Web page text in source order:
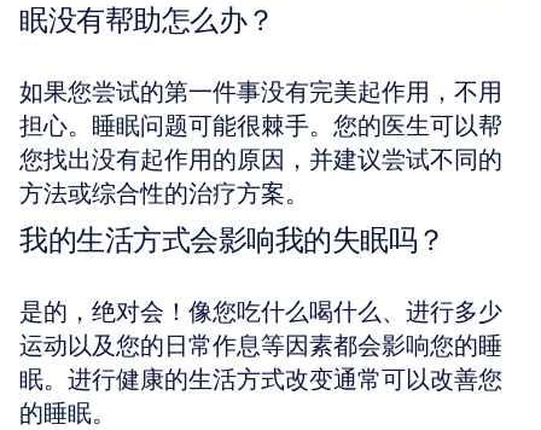
眠没有帮助怎么办？
如果您尝试的第一件事没有完美起作用，不用
担心。睡眠问题可能很棘手。您的医生可以帮
您找出没有起作用的原因，并建议尝试不同的
方法或综合性的治疗方案。
我的生活方式会影响我的失眠吗？
是的，绝对会！像您吃什么喝什么、进行多少
运动以及您的日常作息等因素都会影响您的睡
眠。进行健康的生活方式改变通常可以改善您
的睡眠。